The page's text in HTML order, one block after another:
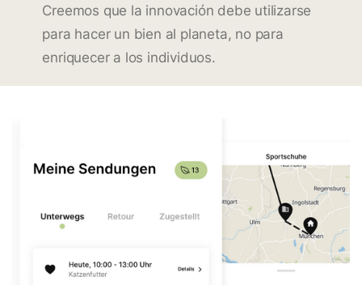
Creemos que la innovación debe utilizarse
para hacer un bien al planeta, no para
enriquecer a los individuos.